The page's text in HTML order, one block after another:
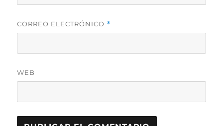
CORREO ELECTRÓNICO *
WEB